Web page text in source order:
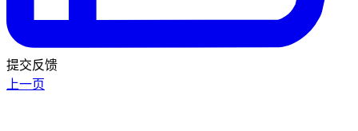
提交反馈
上一页